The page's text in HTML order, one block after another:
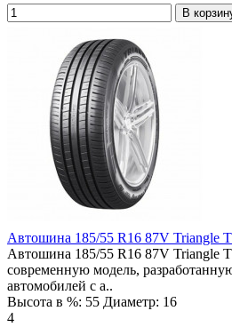
В
Автошина 185/55 R16 87V Triangle
Автошина 185/55 R16 87V Triangle
современную модель,
автомобилей с а..
Высота в %: 55 Диаметр: 16
4